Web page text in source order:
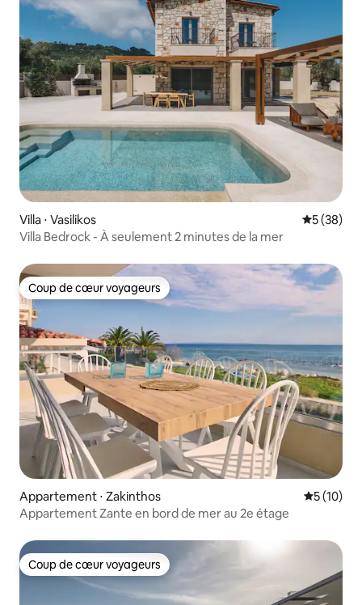
Villa ⋅ Vasilikos
5 (38)
Villa Bedrock - À seulement 2 minutes de la mer
Coup de cœur voyageurs
Coup de cœur voyageurs
Appartement ⋅ Zakinthos
5 (10)
Appartement Zante en bord de mer au 2e étage
Coup de cœur voyageurs
Coup de cœur voyageurs